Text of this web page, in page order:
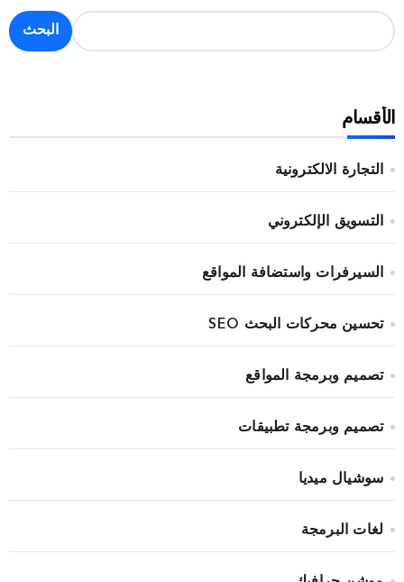
البحث
الأقسام
التجارة الالكترونية
التسويق الإلكتروني
السيرفرات واستضافة المواقع
تحسين محركات البحث SEO
تصميم وبرمجة المواقع
تصميم وبرمجة تطبيقات
سوشيال ميديا
لغات البرمجة